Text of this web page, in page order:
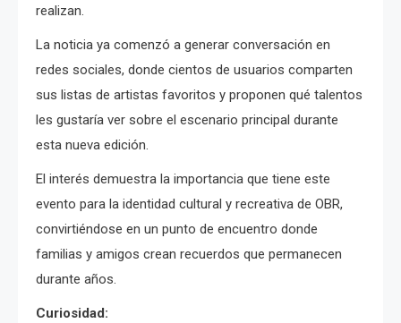
realizan.
La noticia ya comenzó a generar conversación en
redes sociales, donde cientos de usuarios comparten
sus listas de artistas favoritos y proponen qué talentos
les gustaría ver sobre el escenario principal durante
esta nueva edición.
El interés demuestra la importancia que tiene este
evento para la identidad cultural y recreativa de OBR,
convirtiéndose en un punto de encuentro donde
familias y amigos crean recuerdos que permanecen
durante años.
Curiosidad: